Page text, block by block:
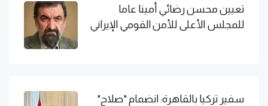
تعيين محسن رضائي أمينا عاما
للمجلس الأعلى للأمن القومي الإيراني
سفير تركيا بالقاهرة: انضمام "صلاح"